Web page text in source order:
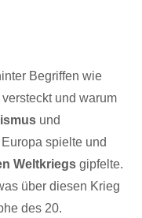
Begriffen wie
versteckt und warum
und
spielte und
Weltkriegs gipfelte.
über diesen Krieg
des 20.